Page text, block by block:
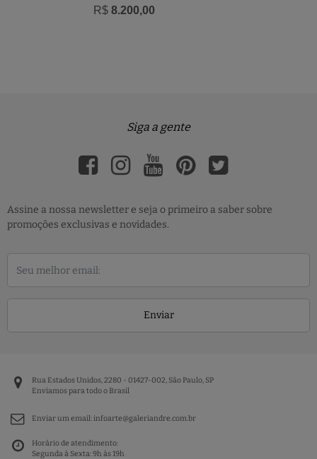
R$ 8.200,00
Siga a gente
Assine a nossa newsletter e seja o primeiro a saber sobre
promoções exclusivas e novidades.
Enviar
Rua Estados Unidos, 2280 - 01427-002, São Paulo, SP
Enviamos para todo o Brasil
Enviar um email:infoarte@galeriandre.com.br
Horário de atendimento:
Segunda à Sexta: 9h às 19h